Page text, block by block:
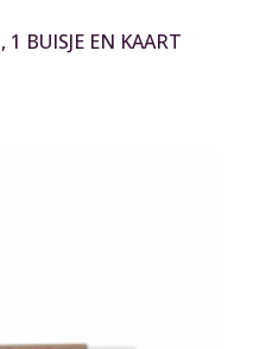
BUISJE EN KAART